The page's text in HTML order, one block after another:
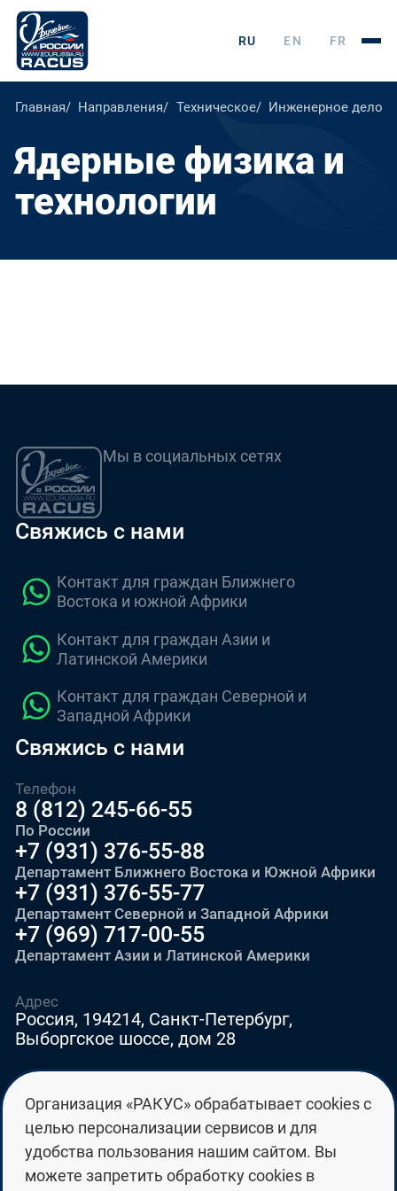
RU EN FR
Главная Направления Техническое Инженерное дело,
Ядерные физика и
технологии
Мы в социальных сетях
Свяжись с нами
Контакт для граждан Ближнего
Востока и южной Африки
Контакт для граждан Азии и
Латинской Америки
Контакт для граждан Северной и
Западной Африки
Свяжись с нами
Телефон
8 (812) 245-66-55
По России
+7 (931) 376-55-88
Департамент Ближнего Востока и Южной Африки
+7 (931) 376-55-77
Департамент Северной и Западной Африки
+7 (969) 717-00-55
Департамент Азии и Латинской Америки
E-mail
education@edurussia.org
edurussia@racus.ru
Адрес
Россия, 194214, Санкт-Петербург,
Выборгское шоссе, дом 28
Организация «РАКУС» обрабатывает cookies с
целью персонализации сервисов и для
удобства пользования нашим сайтом. Вы
можете запретить обработку cookies в